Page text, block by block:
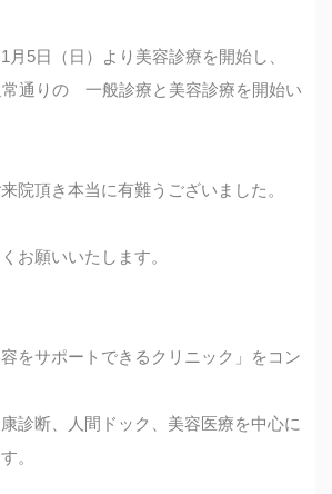
月5日（日）より美容診療を開始し、
常通りの 一般診療と美容診療を開始い
院頂き本当に有難うございました。
お願いいたします。
容をサポートできるクリニック」をコン
診断、人間ドック、美容医療を中心に
。